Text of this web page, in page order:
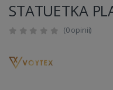
STATUETKA
(0 opinii)